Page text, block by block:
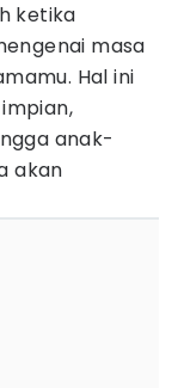
ketika
masa
Hal ini
anak-
akan